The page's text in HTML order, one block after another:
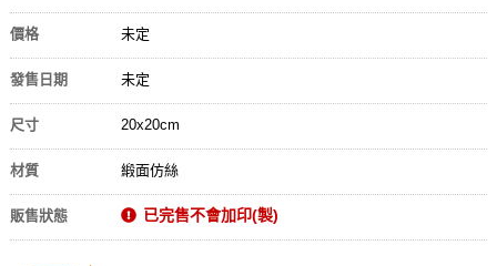
價格 未定
發售日期 未定
尺寸 20x20cm
材質 緞面仿絲
販售狀態 已完售不會加印(製)